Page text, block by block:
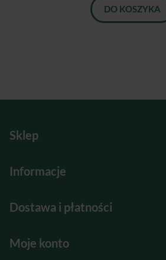
DO KOSZYKA
Sklep
Informacje
Dostawa i płatności
Moje konto